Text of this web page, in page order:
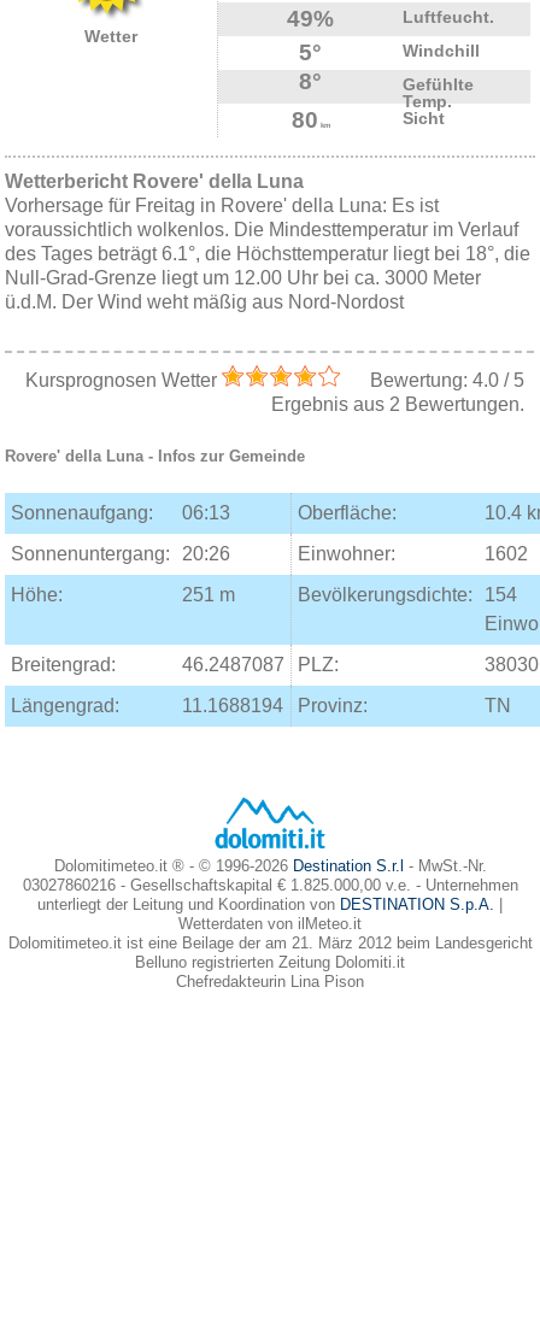
Wetter
49% Luftfeucht.
5° Windchill
8°
Gefühlte
Temp.
80 km Sicht
Wetterbericht Rovere' della Luna
Vorhersage für Freitag in Rovere' della Luna: Es ist
voraussichtlich wolkenlos. Die Mindesttemperatur im Verlauf
des Tages beträgt 6.1°, die Höchsttemperatur liegt bei 18°, die
Null-Grad-Grenze liegt um 12.00 Uhr bei ca. 3000 Meter
ü.d.M. Der Wind weht mäßig aus Nord-Nordost
Kursprognosen Wetter Bewertung: 4.0/ 5
Ergebnis aus 2 Bewertungen.
Rovere' della Luna- Infos zur Gemeinde
Sonnenaufgang: 06:13 Oberfläche:
10.4
Sonnenuntergang:
20:26 Einwohner:
1602
Höhe:
251 m Bevölkerungsdichte:
154
Breitengrad:
46.2487087 PLZ:
38030
Längengrad:
11.1688194 Provinz: TN
Dolomitimeteo.it ® - © 1996-2026 Destination S.r.l - MwSt.-Nr.
03027860216 - Gesellschaftskapital € 1.825.000,00 v.e. - Unternehmen
unterliegt der Leitung und Koordination von DESTINATION S.p.A.
Wetterdaten von ilMeteo.it
Dolomitimeteo.it ist eine Beilage der am 21. März 2012 beim Landesgericht
Belluno registrierten Zeitung Dolomiti.it
Chefredakteurin Lina Pison